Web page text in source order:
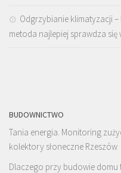
Odgrzybianie klimatyzacji
metoda najlepiej sprawdza się
BUDOWNICTWO
Tania energia. Monitoring
kolektory słoneczne Rzeszów
Dlaczego przy budowie domu